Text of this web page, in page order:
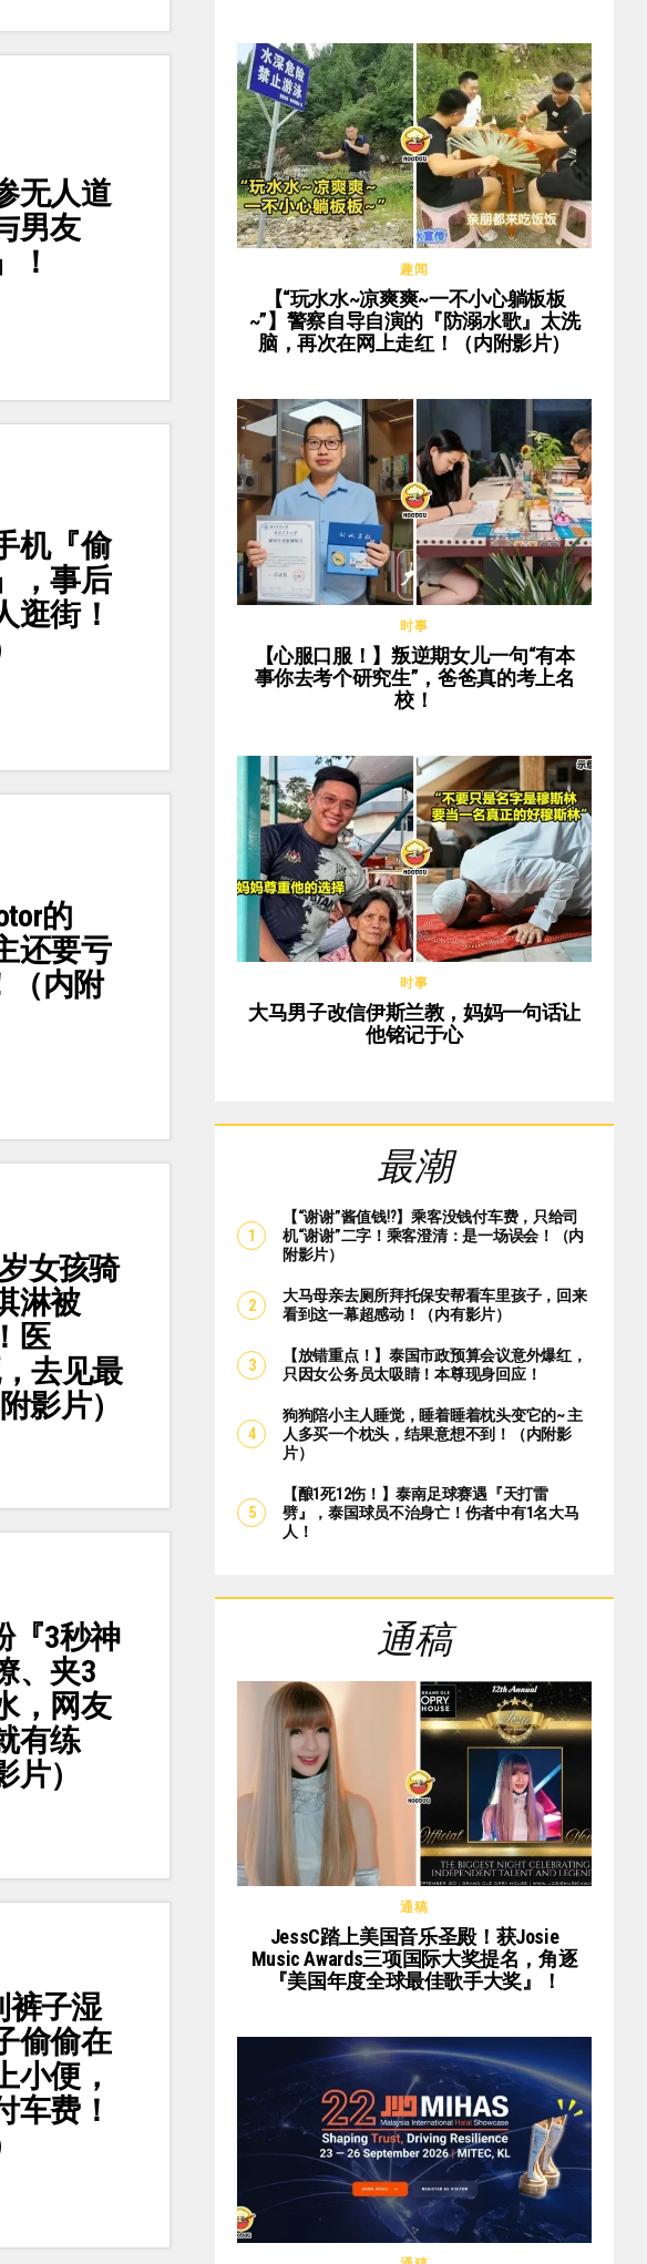
无人道
男友
！
机『偷
，事后
逛街！
的
还要亏
（内附
女孩骑
淋被
医
去见最
影片）
『3秒神
、夹3
，网友
有练
）
裤子湿
偷偷在
小便，
车费！
趣闻
【“玩水水~凉爽爽~一不小心躺板板
~”】警察自导自演的『防溺水歌』太洗
脑，再次在网上走红！（内附影片）
时事
【心服口服！】叛逆期女儿一句“有本
事你去考个研究生”，爸爸真的考上名
校！
时事
大马男子改信伊斯兰教，妈妈一句话让
他铭记于心
最潮
【“谢谢”酱值钱⁉️】乘客没钱付车费，只给司
机“谢谢”二字！乘客澄清：是一场误会！（内
附影片）
大马母亲去厕所拜托保安帮看车里孩子，回来
看到这一幕超感动！（内有影片）
【放错重点！】泰国市政预算会议意外爆红，
只因女公务员太吸睛！本尊现身回应！
狗狗陪小主人睡觉，睡着睡着枕头变它的~ 主
人多买一个枕头，结果意想不到！（内附影
片）
【酿1死12伤！】泰南足球赛遇『天打雷
劈』，泰国球员不治身亡！伤者中有1名大马
人！
通稿
通稿
JessC踏上美国音乐圣殿！获Josie
Music Awards三项国际大奖提名，角逐
『美国年度全球最佳歌手大奖』！